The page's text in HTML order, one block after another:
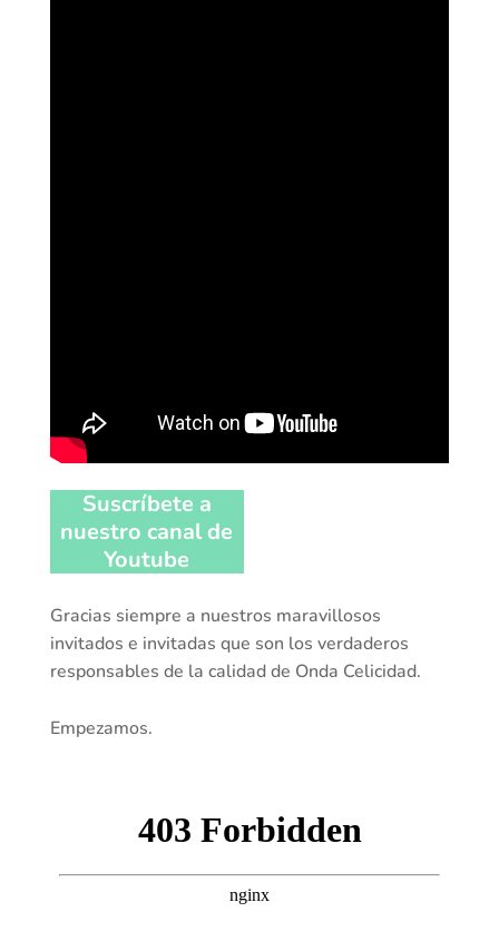
Suscríbete a
nuestro canal de
Youtube
Gracias siempre a nuestros maravillosos
invitados e invitadas que son los verdaderos
responsables de la calidad de Onda Celicidad.
Empezamos.